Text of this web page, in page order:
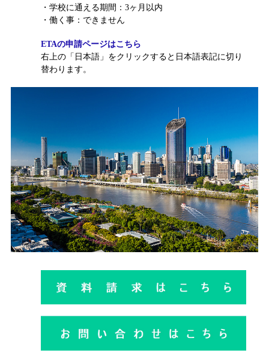
・学校に通える期間：3ヶ月以内
・働く事：できません
ETAの申請ページはこちら
右上の「日本語」をクリックすると日本語表記に切り
替わります。